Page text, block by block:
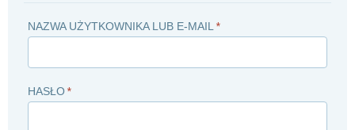
NAZWA UŻYTKOWNIKA LUB E-MAIL *
HASŁO *